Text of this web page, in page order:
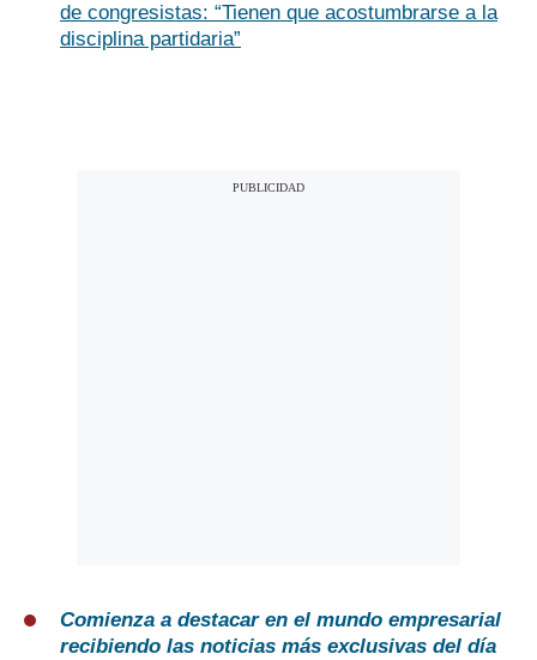
de congresistas: “Tienen que acostumbrarse a la
disciplina partidaria”
Comienza a destacar en el mundo empresarial
recibiendo las noticias más exclusivas del día